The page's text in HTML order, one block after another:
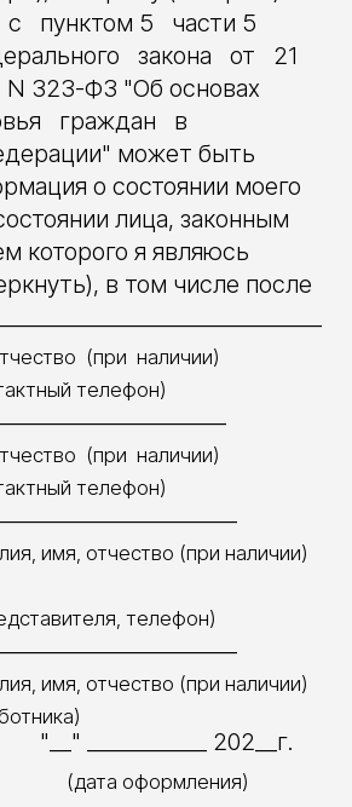
с пунктом 5 части 5
закона от 21
N 323-ФЗ "Об основах
граждан в
может быть
о состоянии моего
лица, законным
которого я являюсь
в том числе после
(при наличии)
телефон)
(при наличии)
телефон)
имя, отчество (при наличии)
телефон)
имя, отчество (при наличии)
202__г.